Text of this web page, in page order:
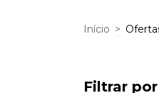
Início >
Filtrar por